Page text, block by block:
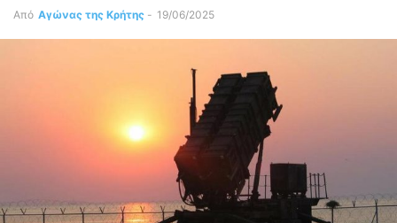
Από Αγώνας της Κρήτης - 19/06/2025